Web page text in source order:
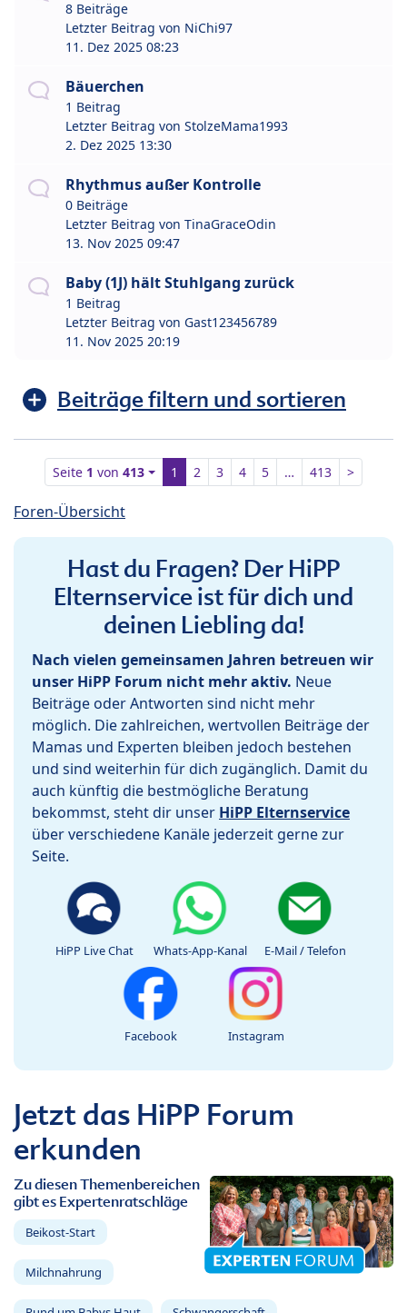
8 Beiträge
Letzter Beitrag von NiChi97
11. Dez 2025 08:23
Bäuerchen
1 Beitrag
Letzter Beitrag von StolzeMama1993
2. Dez 2025 13:30
Rhythmus außer Kontrolle
0 Beiträge
Letzter Beitrag von TinaGraceOdin
13. Nov 2025 09:47
Baby (1J) hält Stuhlgang zurück
1 Beitrag
Letzter Beitrag von Gast123456789
11. Nov 2025 20:19
Beiträge filtern und sortieren
Seite 1 von413 1 2 3 4 5 … 413 >
Foren-Übersicht
Hast du Fragen? Der HiPP
Elternservice ist für dich und
deinen Liebling da!
Nach vielen gemeinsamen Jahren betreuen wir
unser HiPP Forum nicht mehr aktiv. Neue
Beiträge oder Antworten sind nicht mehr
möglich. Die zahlreichen, wertvollen Beiträge der
Mamas und Experten bleiben jedoch bestehen
und sind weiterhin für dich zugänglich. Damit du
auch künftig die bestmögliche Beratung
bekommst, steht dir unser HiPP Elternservice
über verschiedene Kanäle jederzeit gerne zur
Seite.
HiPP Live Chat Whats-App-Kanal E-Mail / Telefon
Facebook Instagram
Jetzt das HiPP Forum
erkunden
Zu diesen Themenbereichen
gibt es Expertenratschläge
Beikost-Start
Milchnahrung